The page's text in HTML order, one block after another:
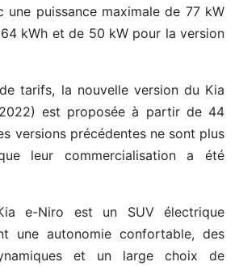
une puissance maximale de 77 kW
kWh et de 50 kW pour la version
tarifs, la nouvelle version du Kia
est proposée à partir de 44
versions précédentes ne sont plus
leur commercialisation a été
e-Niro est un SUV électrique
une autonomie confortable, des
et un large choix de